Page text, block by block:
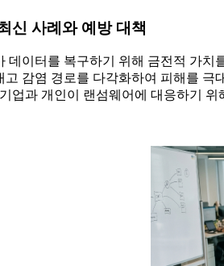
신 사례와 예방 대책
데이터를 복구하기 위해 금전적 가
감염 경로를 다각화하여 피해를
업과 개인이 랜섬웨어에 대응하기